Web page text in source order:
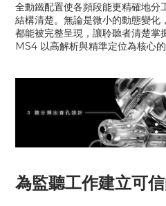
全動鐵配置使各頻段能更精確地分
結構清楚。無論是微小的動態變化
都能被完整呈現，讓聆聽者清楚掌
MS4 以高解析與精準定位為核心的
為監聽工作建立可